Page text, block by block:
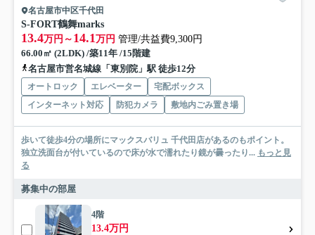
名古屋市中区千代田
S-FORT鶴舞marks
13.4万円～ 14.1万円 管理/共益費9,300円
66.00㎡ (2LDK) /築11年 /15階建
名古屋市営名城線「東別院」駅 徒歩12分
オートロック エレベーター
宅配ボックス
インターネット対応
防犯カメラ 敷地内ごみ置き場
歩いて徒歩4分の場所にマックスバリュ 千代田店があるのもポイント。
独立洗面台が付いているので床が水で濡れたり鏡が曇ったり... もっと見
る
募集中の部屋
4階
13.4万円